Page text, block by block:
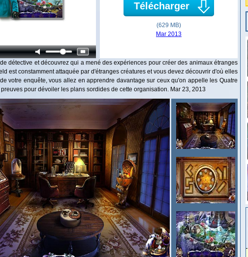
Télécharger
(629 MB)
Mar 2013
détective et découvrez qui a mené des expériences pour créer des animaux étranges
est constamment attaquée par d'étranges créatures et vous devez découvrir d'où elles
votre enquête, vous allez en apprendre davantage sur ceux qu'on appelle les Quatre
pour dévoiler les plans sordides de cette organisation. Mar 23, 2013